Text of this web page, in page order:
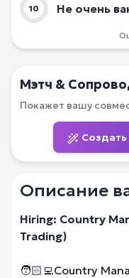
10 Не очень
Мэтч &
Покажет вашу
Создать
Описание
Hiring: Country
Trading)
🧑🏻‍💻Country